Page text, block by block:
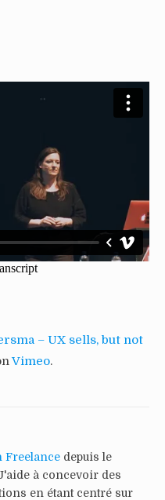
– UX sells, but not
Vimeo.
Freelance depuis le
à concevoir des
en étant centré sur